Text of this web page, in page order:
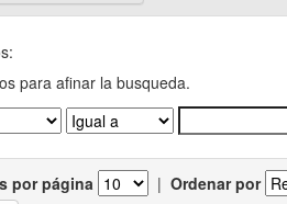
para afinar la busqueda.
por página | Ordenar por